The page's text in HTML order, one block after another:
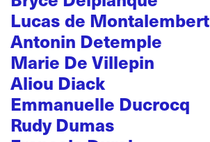
Lucas de Montalembert
Antonin Detemple
Marie De Villepin
Aliou Diack
Emmanuelle Ducrocq
Rudy Dumas